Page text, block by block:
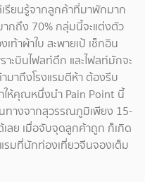
เรียนรู้จากลูกค้าที่มาพักมาก
ากถึง 70% กลุ่มนี้จะแต่งตัว
ท้าผ้าใบ สะพายเป้ เช็กอิน
ะบินไฟลท์ดึก และไฟลท์มักจะ
มาถึงโรงแรมตีห้า ต้องรีบ
ให้คุณหนึ่งนำ Pain Point นี้
นทางจากสุวรรณภูมิเพียง 15-
เลย เมื่อจับจุดลูกค้าถูก ก็เกิด
รมที่นักท่องเที่ยวจีนจองเต็ม